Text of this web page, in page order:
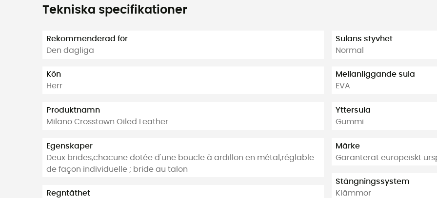
Tekniska specifikationer
Rekommenderad för
Den dagliga
Kön
Herr
Produktnamn
Milano Crosstown Oiled Leather
Egenskaper
Deux brides,chacune dotée d'une boucle à ardillon en métal,réglable
de façon individuelle ; bride au talon
Regntäthet
Sulans styvhet
Normal
Mellanliggande sula
EVA
Yttersula
Gummi
Märke
Garanterat europeiskt
Stängningssystem
Klämmor